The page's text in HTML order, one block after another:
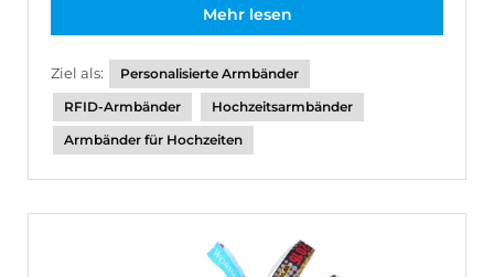
Mehr lesen
Ziel als:
Personalisierte Armbänder
RFID-Armbänder
Hochzeitsarmbänder
Armbänder für Hochzeiten